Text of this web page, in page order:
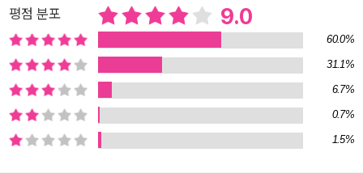
평점 분포 9.0
60.0%
31.1%
6.7%
0.7%
1.5%